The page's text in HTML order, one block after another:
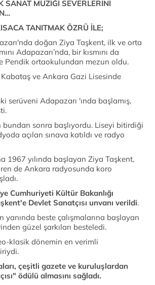
SANAT MÜZİĞİ SEVERLERİNİ
TANITMAK ÖZRÜ İLE;
doğan Ziya Taşkent, ilk ve orta
Adapazarı’nda, bir kısmını da
Pendik ortaokulundan mezun oldu.
ve Ankara Gazi Lisesinde
serüveni Adapazarı 'ında başlamış,
bundan sonra başlıyordu. Liseyi bitirdiği
açılan sınava katıldı ve radyo
1967 yılında başlayan Ziya Taşkent,
de Ankara radyosunda koro
Cumhuriyeti Kültür Bakanlığı
Devlet Sanatçısı unvanı verildi.
yanında beste çalışmalarına başlayan
güzel şarkıları besteledi.
klasik dönemin en verimli
çeşitli gazete ve kuruluşlardan
ödülü almasını sağladı.